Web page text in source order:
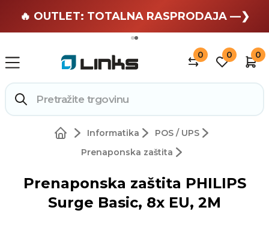
🏄 Zaslužuješ odmor —❯
🔥 OUTLET: TOTALNA RASPRODAJA —❯
0 0 0
Informatika
POS / UPS
Prenaponska zaštita
Prenaponska zaštita PHILIPS
Surge Basic, 8x EU, 2M